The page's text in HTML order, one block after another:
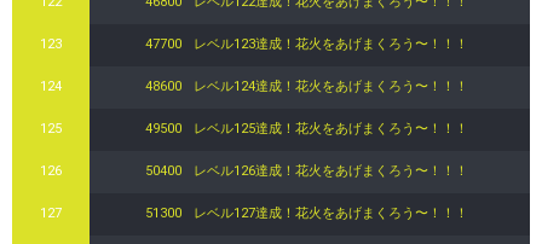
123 47700 レベル123達成！花火をあげまくろう〜！！！
124 48600 レベル124達成！花火をあげまくろう〜！！！
125 49500 レベル125達成！花火をあげまくろう〜！！！
126 50400 レベル126達成！花火をあげまくろう〜！！！
127 51300 レベル127達成！花火をあげまくろう〜！！！